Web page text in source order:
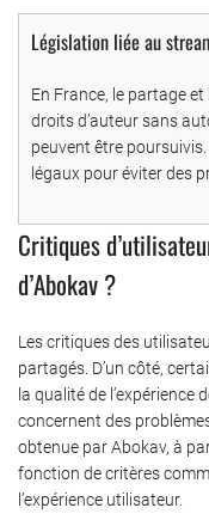
Législation liée au
En France, le partage
droits d’auteur sans
peuvent être
légaux pour éviter des
Critiques
d’Abokav ?
Les critiques des
partagés. D’un côté,
la qualité de l’expérience
concernent des
obtenue par Abokav, à
fonction de critères
l’expérience utilisateur.